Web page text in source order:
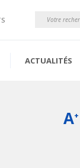
ACTUALITÉS
A+